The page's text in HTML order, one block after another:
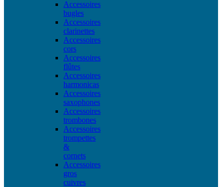
Accessoires
bugles
Accessoires
clarinettes
Accessoires
cors
Accessoires
flûtes
Accessoires
harmonicas
Accessoires
saxophones
Accessoires
trombones
Accessoires
trompettes
&
cornets
Accessoires
gros
cuivres